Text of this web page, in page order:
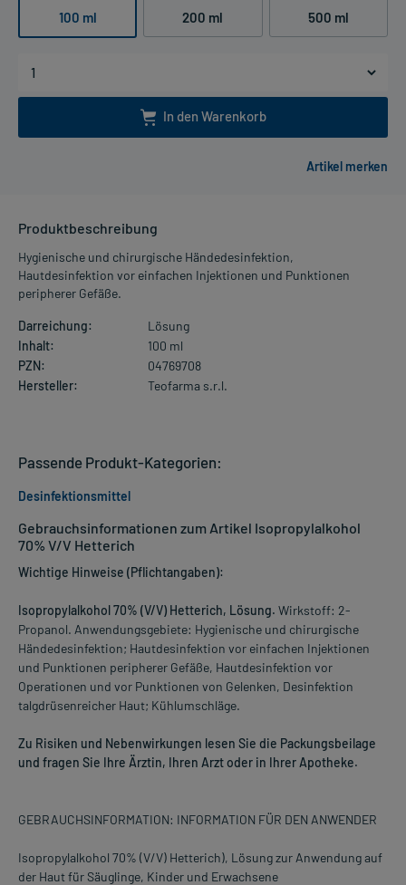
100 ml 200 ml 500 ml
In den Warenkorb
Produktbeschreibung
Hygienische und chirurgische Händedesinfektion,
Hautdesinfektion vor einfachen Injektionen und Punktionen
peripherer Gefäße.
Darreichung:
Lösung
Inhalt:
100 ml
PZN:
04769708
Hersteller:
Teofarma s.r.l.
Gebrauchsinformationen zum Artikel Isopropylalkohol
70% V/V Hetterich
Wichtige Hinweise (Pflichtangaben):
Isopropylalkohol 70% (V/V) Hetterich, Lösung. Wirkstoff: 2-
Propanol. Anwendungsgebiete: Hygienische und chirurgische
Händedesinfektion; Hautdesinfektion vor einfachen Injektionen
und Punktionen peripherer Gefäße, Hautdesinfektion vor
Operationen und vor Punktionen von Gelenken, Desinfektion
talgdrüsenreicher Haut; Kühlumschläge.
Zu Risiken und Nebenwirkungen lesen Sie die Packungsbeilage
und fragen Sie Ihre Ärztin, Ihren Arzt oder in Ihrer Apotheke.
GEBRAUCHSINFORMATION: INFORMATION FÜR DEN ANWENDER
Isopropylalkohol 70% (V/V) Hetterich), Lösung zur Anwendung auf
der Haut für Säuglinge, Kinder und Erwachsene
Passende Produkt-Kategorien:
Desinfektionsmittel